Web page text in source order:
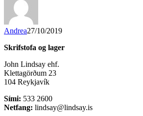
Andrea27/10/2019
Skrifstofa og lager
John Lindsay ehf.
Klettagörðum 23
104 Reykjavík
Sími: 533 2600
Netfang: lindsay@lindsay.is